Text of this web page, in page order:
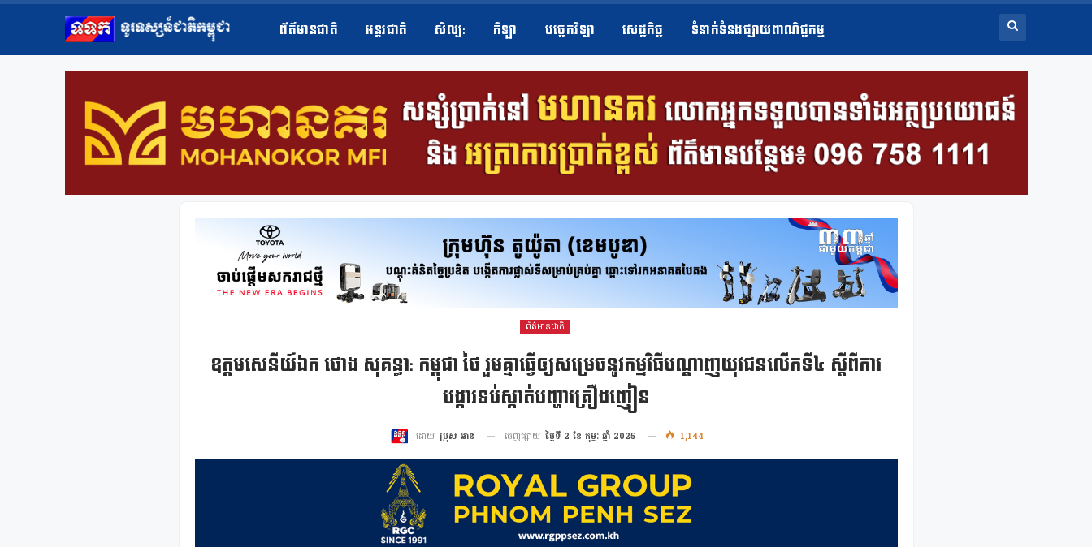
ព័ត៌មានជាតិ អន្តរជាតិ សិល្ប​: កីឡា បច្ចេកវិទ្យា សេដ្ឋកិច្ច ទំនាក់ទំនងផ្សាយពាណិជ្ជកម្ម
ព័ត៌មានជាតិ
ឧត្តមសេនីយ៍ឯក ថោង សុគន្ធា: កម្ពុជា ថៃ រួមគ្នាធ្វើឲ្យសម្រេចនូវកម្មវិធីបណ្តាញយុវជនលើកទី៤ ស្តីពីការ
បង្ការទប់ស្កាត់បញ្ហាគ្រឿងញៀន
ដោយ ប្រុស អាន ចេញផ្សាយ ថ្ងៃទី 2 ខែ កុម្ភៈ ឆ្នាំ 2025 1,144